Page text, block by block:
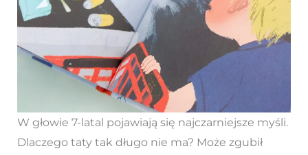
W głowie 7-latal pojawiają się najczarniejsze myśli.
Dlaczego taty tak długo nie ma? Może zgubił